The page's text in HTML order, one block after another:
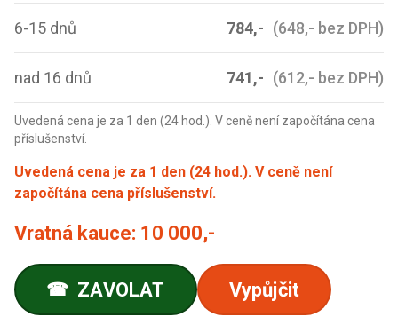
6-15 dnů 784,- (648,- bez DPH)
nad 16 dnů 741,- (612,- bez DPH)
Uvedená cena je za 1 den (24 hod.). V ceně není započítána cena
příslušenství.
Uvedená cena je za 1 den (24 hod.). V ceně není
započítána cena příslušenství.
Vratná kauce: 10 000,-
☎ ZAVOLAT Vypůjčit